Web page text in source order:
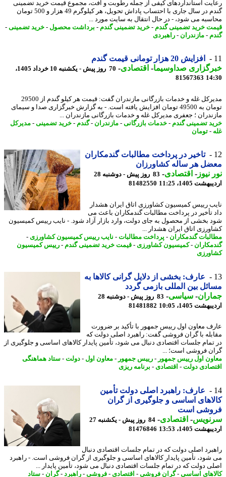
استانداردهای کیفی از جمله رطوبت و افت، مجموع قیمت خرید تضمینی
گندم در سال جاری با احتساب پاداش تحویل، هر کیلوگرم 49 هزار و 500 تومان
می شود، - در ﺣﺎل اﻧﺘﻘﺎل ﺑﻪ ﺳﺎﯾﺖ ﻣﻮرد ...
خرید تضمینی گندم-خرید تضمینی گندم-برداشت محصول-خرید تضمینی-
-مازندران- راهبردی
افزایش 20 هزار تومانی قیمت گندم
صداوسیما-اقتصادی-
70 روز پیش - یکشنبه 10 خرداد 1405،
81567363
مدیرکل غله و خدمات بازرگانی مازندران گفت: قیمت هر کیلو گندم از 29500
تومان به 49500 تومان افزایش یافته است. - به گزارش خبرگزاری صدا و سیمای
؛ جعفری مدیرکل غله و خدمات بازرگانی مازندران ...
تضمینی گندم-خدمات بازرگانی-مازندران- گندم-خرید تضمینی-مدیرکل
-تومان
تاخیر در پرداخت مطالبات گندمکاران
هر ساله کشاورزان
نیوز-اقتصادی-
83 روز پیش - دوشنبه 28
1405، 11:25
81482550
رییس کمیسیون کشاورزی اتاق ایران هشدار
تأخیر در پرداخت مطالبات گندمکاران باعث می
بخشی از محصول به جای دولت، وارد بازار آزاد شود. - نایب رییس کمیسیون
اتاق ایران هشدار ...
گندمکاران- پرداخت مطالبات-نایب رییس کمیسیون کشاورزی-
- کمیسیون کشاورزی- قیمت خرید تضمینی گندم-رییس کمیسیون
عارف: بخشی از دلایل گرانی کالاها به
بین المللی بازمی گردد
- سیاسی-
83 روز پیش - دوشنبه 28
1405، 10:05
81481882
معاون اول رییس جمهور با تأکید بر ضرورت
با گران فروشی گفت: راهبرد اصلی دولت که
جلسات اقتصادی دنبال می شود، تأمین پایدار کالاهای اساسی و جلوگیری از
فروشی است؛ ...
اول رییس جمهور-رییس جمهور-معاون اول-دولت-ستاد هماهنگی
دولت-اقتصادی-برنامه ریزی
عارف: راهبرد اصلی دولت تأمین
اساسی و جلوگیری از گران
است
-اقتصادی-
84 روز پیش - یکشنبه 27
1405، 13:53
81476846
اصلی دولت که در تمام جلسات اقتصادی دنبال
تأمین پایدار کالاهای اساسی و جلوگیری از گران فروشی است. - راهبرد
دولت که در تمام جلسات اقتصادی دنبال می شود، تأمین پایدار ...
اساسی-گران فروشی-اقتصادی-فروشی-راهبرد -گران- ستاد